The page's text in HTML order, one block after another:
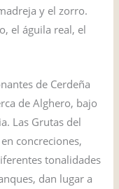
y el zorro.
el águila real, el
de Cerdeña
de Alghero, bajo
Las Grutas del
concreciones,
tonalidades
dan lugar a